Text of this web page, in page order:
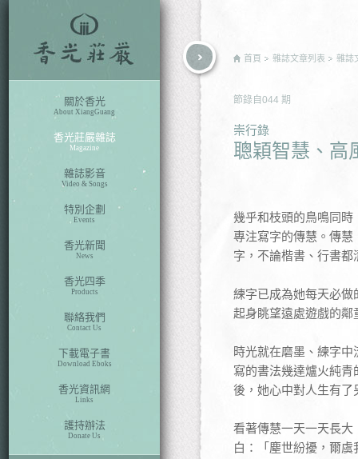
關於香光
About XiangGuang
香光莊嚴雜誌
Magazine
雜誌影音
Video & Songs
特別企劃
Events
香光新聞
News
香光四季
Products
聯絡我們
Contact Us
下載電子書
Download Eboks
香光資訊網
Links
護持辦法
Donate Us
首頁 雜誌文章列表 雜誌
節錄自 044 期
崇行錄
聰穎智慧、高
幾乎和枝頭的鳥鳴同
專注寫字的傳慧。傳
字，不論楷書、行書
練字已成為她每天必
起身眺望遠處遊戲的
時光就在磨墨、練字
寫的書法幾達爐火純
後，她心中對人生有
看著傳慧一天一天長
白：「塵世紛擾，爾